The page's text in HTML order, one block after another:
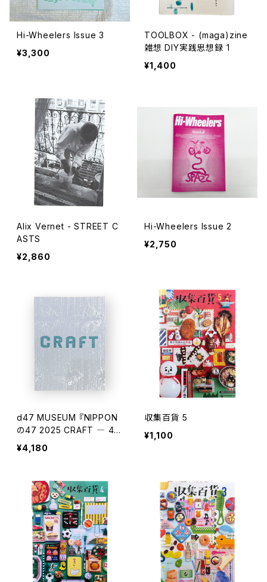
Hi-Wheelers Issue 3
¥3,300
TOOLBOX - (maga)zine
雑想 DIY実践思想録 1
¥1,400
Alix Vernet - STREET C
ASTS
¥2,860
Hi-Wheelers Issue 2
¥2,750
d47 MUSEUM 『NIPPON
の47 2025 CRAFT ― 47
の意志にみるこれからのク
ラフト』
¥4,180
収集百貨 5
¥1,100